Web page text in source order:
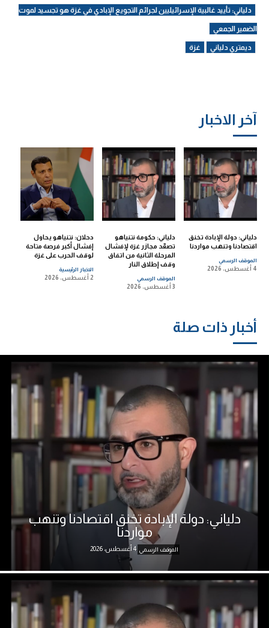
آخر الاخبار
دلياني: دولة الإبادة تخنق
اقتصادنا وتنهب مواردنا
الموقف الرسمي
4 أغسطس، 2026
دلياني: حكومة نتنياهو
تصعّد مجازر غزة لإفشال
المرحلة الثانية من اتفاق
وقف إطلاق النار
الموقف الرسمي
3 أغسطس، 2026
دحلان: نتنياهو يحاول
إفشال أكبر فرصة متاحة
لوقف الحرب على غزة
الاخبار الرئيسية
2 أغسطس، 2026
دلياني: تأييد غالبية الإسرائيليين لجرائم التجويع الإبادي في غزة هو تجسيد لموت
الضمير الجمعي
ديمتري دلياني غزة
أخبار ذات صلة
دلياني: دولة الإبادة تخنق اقتصادنا وتنهب
مواردنا
الموقف الرسمي 4 أغسطس، 2026